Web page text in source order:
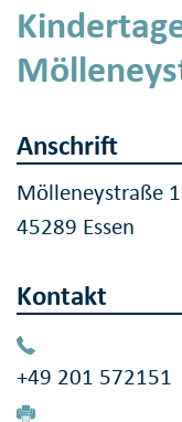
Anschrift
Mölleneystraße
45289 Essen
Kontakt
+49 201 572151